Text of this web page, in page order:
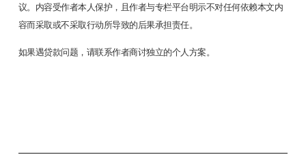
议。内容受作者本人保护，且作者与专栏平台明示不对任何依赖本文内
容而采取或不采取行动所导致的后果承担责任。
如果遇贷款问题，请联系作者商讨独立的个人方案。